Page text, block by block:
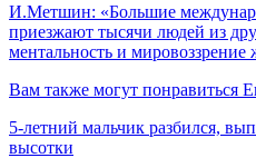
И.Метшин: «Большие
приезжают тысячи людей из
ментальность и мировоззрение
Вам также могут понравиться
5-летний мальчик разбился,
высотки